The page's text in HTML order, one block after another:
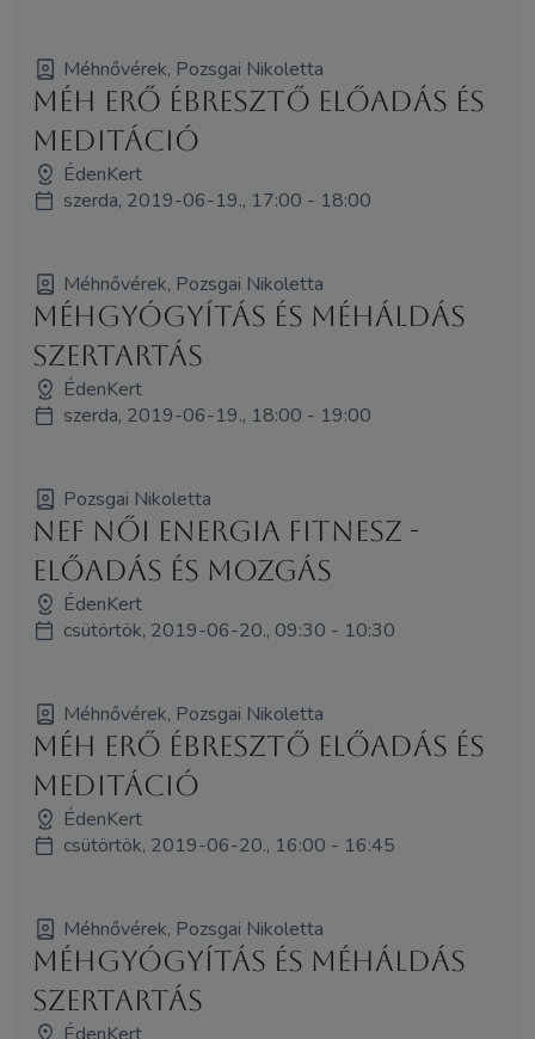
Méhnővérek, Pozsgai Nikoletta
Méh Erő Ébresztő előadás és
meditáció
ÉdenKert
szerda, 2019-06-19., 17:00 - 18:00
Méhnővérek, Pozsgai Nikoletta
Méhgyógyítás és MéhÁldás
szertartás
ÉdenKert
szerda, 2019-06-19., 18:00 - 19:00
Pozsgai Nikoletta
NEF Női Energia Fitnesz -
Előadás és Mozgás
ÉdenKert
csütörtök, 2019-06-20., 09:30 - 10:30
Méhnővérek, Pozsgai Nikoletta
Méh Erő Ébresztő előadás és
meditáció
ÉdenKert
csütörtök, 2019-06-20., 16:00 - 16:45
Méhnővérek, Pozsgai Nikoletta
Méhgyógyítás és MéhÁldás
szertartás